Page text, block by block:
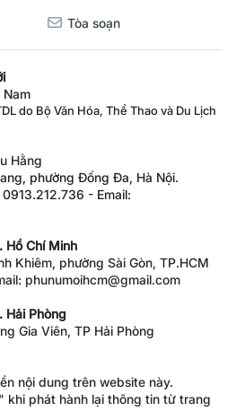
Tòa soạn
do Bộ Văn Hóa, Thể Thao và Du Lịch
Hằng
phường Đống Đa, Hà Nội.
- Email:
Hồ Chí Minh
Khiêm, phường Sài Gòn, TP.HCM
phunumoihcm@gmail.com
Hải Phòng
Gia Viên, TP Hải Phòng
nội dung trên website này.
khi phát hành lại thông tin từ trang